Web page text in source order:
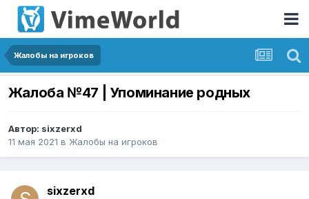
Жалобы на игроков
Жалоба №47 | Упоминание родных
Автор: sixzerxd
11 мая 2021 в Жалобы на игроков
sixzerxd